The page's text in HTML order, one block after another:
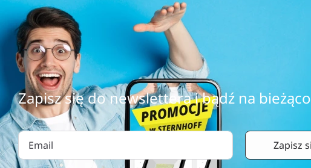
Zapisz się do newslettera i bądź na bieżąco